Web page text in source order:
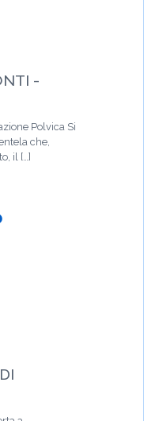
-
Polvica Si
che,
il […]